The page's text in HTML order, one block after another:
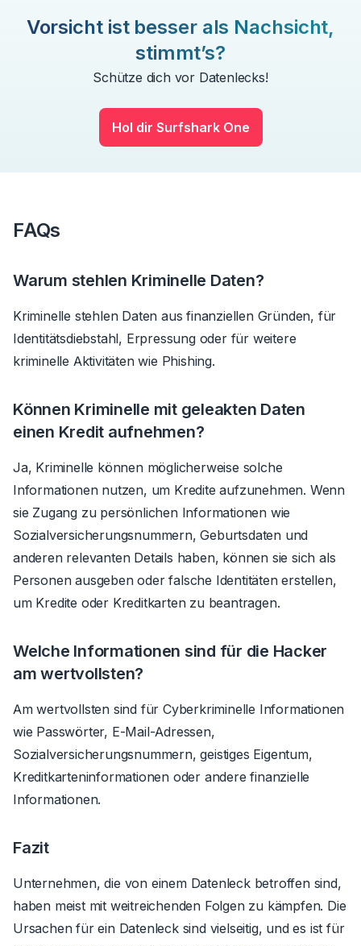
Vorsicht ist besser als Nachsicht,
stimmt’s?
Schütze dich vor Datenlecks!
Hol dir Surfshark One
FAQs
Warum stehlen Kriminelle Daten?
Kriminelle stehlen Daten aus finanziellen Gründen, für
Identitätsdiebstahl, Erpressung oder für weitere
kriminelle Aktivitäten wie Phishing.
Können Kriminelle mit geleakten Daten
einen Kredit aufnehmen?
Ja, Kriminelle können möglicherweise solche
Informationen nutzen, um Kredite aufzunehmen. Wenn
sie Zugang zu persönlichen Informationen wie
Sozialversicherungsnummern, Geburtsdaten und
anderen relevanten Details haben, können sie sich als
Personen ausgeben oder falsche Identitäten erstellen,
um Kredite oder Kreditkarten zu beantragen.
Welche Informationen sind für die Hacker
am wertvollsten?
Am wertvollsten sind für Cyberkriminelle Informationen
wie Passwörter, E-Mail-Adressen,
Sozialversicherungsnummern, geistiges Eigentum,
Kreditkarteninformationen oder andere finanzielle
Informationen.
Fazit
Unternehmen, die von einem Datenleck betroffen sind,
haben meist mit weitreichenden Folgen zu kämpfen. Die
Ursachen für ein Datenleck sind vielseitig, und es ist für